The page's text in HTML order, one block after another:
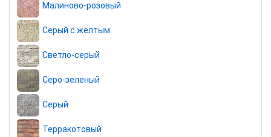
Малиново-розовый
Серый с желтым
Светло-серый
Серо-зеленый
Серый
Терракотовый